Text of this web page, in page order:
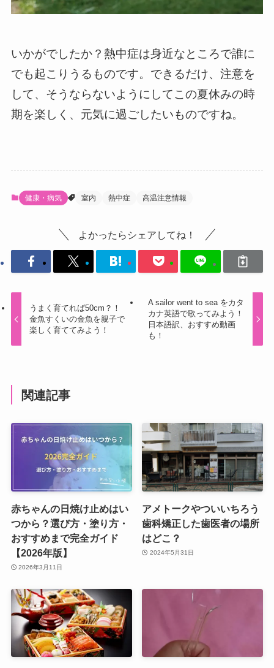
いかがでしたか？熱中症は身近なところで誰に
でも起こりうるものです。できるだけ、注意を
して、そうならないようにしてこの夏休みの時
期を楽しく、元気に過ごしたいものですね。
健康・病気 室内 熱中症 高温注意情報
よかったらシェアしてね！
うまく育てれば50cm？！
金魚すくいの金魚を親子で
楽しく育ててみよう！
A sailor went to sea をカタ
カナ英語で歌ってみよう！
日本語訳、おすすめ動画
も！
関連記事
赤ちゃんの日焼け止めはい
つから？選び方・塗り方・
おすすめまで完全ガイド
【2026年版】
2026年3月11日
アメトークやついいちろう
歯科矯正した歯医者の場所
はどこ？
2024年5月31日